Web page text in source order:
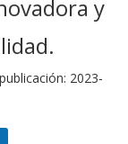
y
2023-